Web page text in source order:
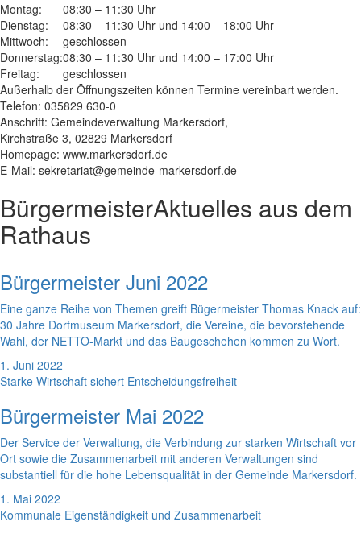
Montag:
08:30 – 11:30 Uhr
Dienstag:
08:30 – 11:30 Uhr und 14:00 – 18:00 Uhr
Mittwoch:
geschlossen
Donnerstag:08:30 – 11:30 Uhr und 14:00 – 17:00 Uhr
Freitag:
geschlossen
Außerhalb der Öffnungszeiten können Termine vereinbart werden.
Telefon: 035829 630-0
Anschrift: Gemeindeverwaltung Markersdorf,
Kirchstraße 3, 02829 Markersdorf
Homepage: www.markersdorf.de
E-Mail: sekretariat@gemeinde-markersdorf.de
BürgermeisterAktuelles aus dem
Rathaus
Bürgermeister Juni 2022
Eine ganze Reihe von Themen greift Bügermeister Thomas Knack auf:
30 Jahre Dorfmuseum Markersdorf, die Vereine, die bevorstehende
Wahl, der NETTO-Markt und das Baugeschehen kommen zu Wort.
1. Juni 2022
Starke Wirtschaft sichert Entscheidungsfreiheit
Bürgermeister Mai 2022
Der Service der Verwaltung, die Verbindung zur starken Wirtschaft vor
Ort sowie die Zusammenarbeit mit anderen Verwaltungen sind
substantiell für die hohe Lebensqualität in der Gemeinde Markersdorf.
1. Mai 2022
Kommunale Eigenständigkeit und Zusammenarbeit